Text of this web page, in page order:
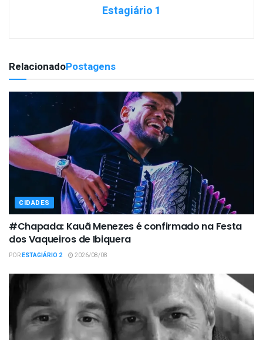
Estagiário 1
RelacionadoPostagens
CIDADES
#Chapada: Kauã Menezes é confirmado na Festa
dos Vaqueiros de Ibiquera
PORESTAGIÁRIO 2 2026/08/08